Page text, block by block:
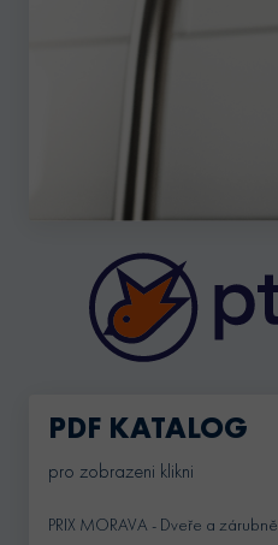
PDF KATALOG
pro zobrazeni klikni
PRIX MORAVA - Dveře a zárubně